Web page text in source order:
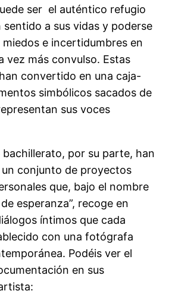
ser el auténtico refugio
sentido a sus vidas y poderse
e incertidumbres en
vez más convulso. Estas
convertido en una caja-
simbólicos sacados de
sus voces
bachillerato, por su parte, han
conjunto de proyectos
que, bajo el nombre
esperanza”, recoge en
íntimos que cada
con una fotógrafa
Podéis ver el
en sus